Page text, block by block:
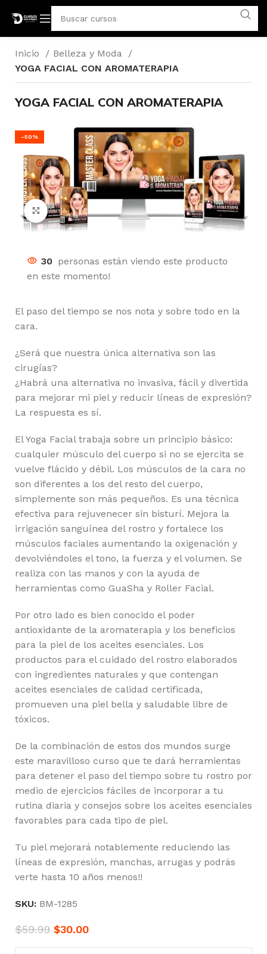
Inicio
Belleza y Moda
YOGA FACIAL CON AROMATERAPIA
YOGA FACIAL CON AROMATERAPIA
-50%
Click para agrandar
30 personas están viendo este producto
en este momento!
El paso del tiempo se nos nota y sobre todo en la
cara.
¿Será que nuestra única alternativa son las
cirugías?
¿Habrá una alternativa no invasiva, fácil y divertida
para mejorar mi piel y reducir líneas de expresión?
La respuesta es sí.
El Yoga Facial trabaja sobre un principio básico:
cualquier músculo del cuerpo si no se ejercita se
vuelve flácido y débil. Los músculos de la cara no
son diferentes a los del resto del cuerpo,
simplemente son más pequeños. Es una técnica
efectiva para rejuvenecer sin bisturí. Mejora la
irrigación sanguínea del rostro y fortalece los
músculos faciales aumentando la oxigenación y
devolviéndoles el tono, la fuerza y el volumen. Se
realiza con las manos y con la ayuda de
herramientas como GuaSha y Roller Facial.
Por otro lado es bien conocido el poder
antioxidante de la aromaterapia y los beneficios
para la piel de los aceites esenciales. Los
productos para el cuidado del rostro elaborados
con ingredientes naturales y que contengan
aceites esenciales de calidad certificada,
promueven una piel bella y saludable libre de
tóxicos.
De la combinación de estos dos mundos surge
este maravilloso curso que te dará herramientas
para detener el paso del tiempo sobre tu rostro por
medio de ejercicios fáciles de incorporar a tu
rutina diaria y consejos sobre los aceites esenciales
favorables para cada tipo de piel.
Tu piel mejorará notablemente reduciendo las
líneas de expresión, manchas, arrugas y podrás
verte hasta 10 años menos!!
SKU: BM-1285
$59.99 $30.00